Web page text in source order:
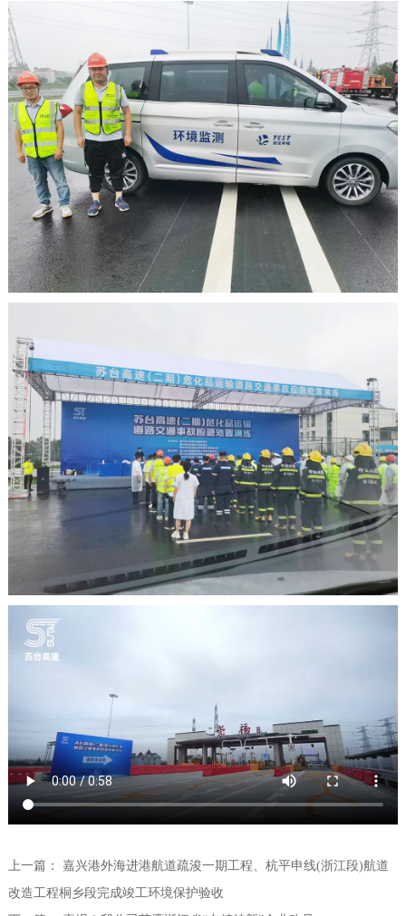
上一篇： 嘉兴港外海进港航道疏浚一期工程、杭平申线(浙江段)航道
改造工程桐乡段完成竣工环境保护验收